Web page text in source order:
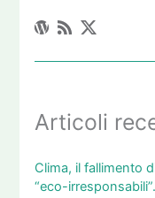
Articoli
Clima, il fallimento
“eco-